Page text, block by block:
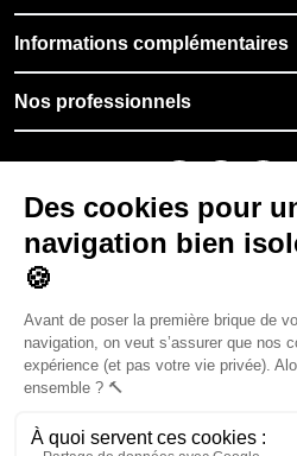
Informations complémentaires
Nos professionnels